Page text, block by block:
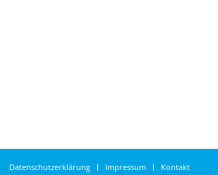
Datenschutzerklärung Impressum Kontakt